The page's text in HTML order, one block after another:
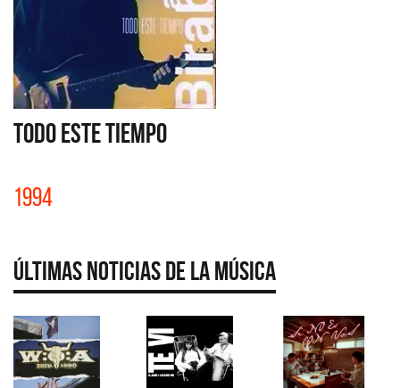
TODO ESTE TIEMPO
1994
Últimas Noticias de la Música